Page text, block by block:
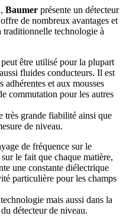
, Baumer présente un détecteur
de nombreux avantages et
traditionnelle technologie à
peut être utilisé pour la plupart
fluides conducteurs. Il est
adhérentes et aux mousses
commutation pour les autres
très grande fiabilité ainsi que
de niveau.
de fréquence sur le
le fait que chaque matière,
une constante diélectrique
particulière pour les champs
mais aussi dans la
détecteur de niveau.